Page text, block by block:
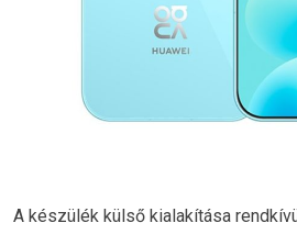
A készülék külső kialakítása